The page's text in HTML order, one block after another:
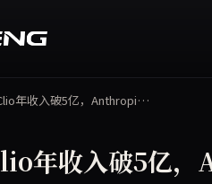
年收入破5亿，Anthropi…
年收入破5亿